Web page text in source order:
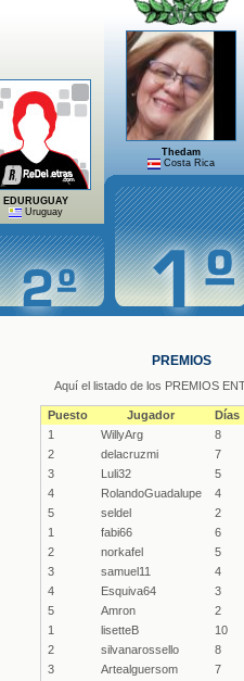
EDURUGUAY
Uruguay
Thedam
Costa Rica
PREMIOS
Aquí el listado de los PREMIOS
Puesto Jugador
Días
1
WillyArg
8
2
delacruzmi
7
3
Luli32
5
4
RolandoGuadalupe
4
5
seldel
2
1
fabi66
6
2
norkafel
5
3
samuel11
4
4
Esquiva64
3
5
Amron
2
1
lisetteB
10
2
silvanarossello
8
3
Artealguersom
7